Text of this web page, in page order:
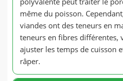
même du poisson.
viandes ont des teneurs en
teneurs en fibres différentes,
ajuster les temps de cuisson
râper.